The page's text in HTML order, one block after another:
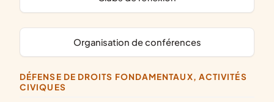
organisation de conférences
DÉFENSE DE DROITS FONDAMENTAUX, ACTIVITÉS
CIVIQUES